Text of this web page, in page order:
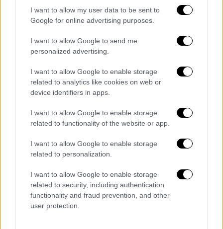
I want to allow my user data to be sent to
Google for online advertising purposes.
I want to allow Google to send me
personalized advertising.
I want to allow Google to enable storage
related to analytics like cookies on web or
device identifiers in apps.
I want to allow Google to enable storage
related to functionality of the website or app.
I want to allow Google to enable storage
related to personalization.
I want to allow Google to enable storage
related to security, including authentication
functionality and fraud prevention, and other
user protection.
δόση)
είτεPCR τεστ72 ωρών ή rapid test 24
ωρών ή self test 24 ωρών
είτε βεβαίωση νόσησης (2 μήνες μετά τη
Ο έλεγχος των παραπάνω θα
πραγματοποιείται υποχρεωτικά από τις
αεροπορικές και τις ακτοπλοϊκές εταιρίες,
και υπόχρεοι θα είναι όλοι οι ημεδαποί και
αλλοδαποί ταξιδιώτες άνω των 5 ετών.
Αναλυτικότερα, ο υφυπουργός παρά τω
πρωθυπουργώδιευκρίνισε και τις
προϋποθέσεις τωνυπερτοπικών
μετακινήσεων. Συγκεκριμένα, όποιος
επιθυμεί να ταξιδέψει προς και από τα νησιά